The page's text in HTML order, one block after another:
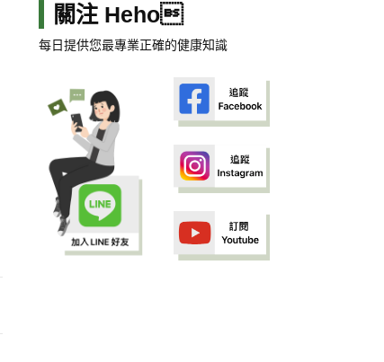
關注 Heho
每日提供您最專業正確的健康知識